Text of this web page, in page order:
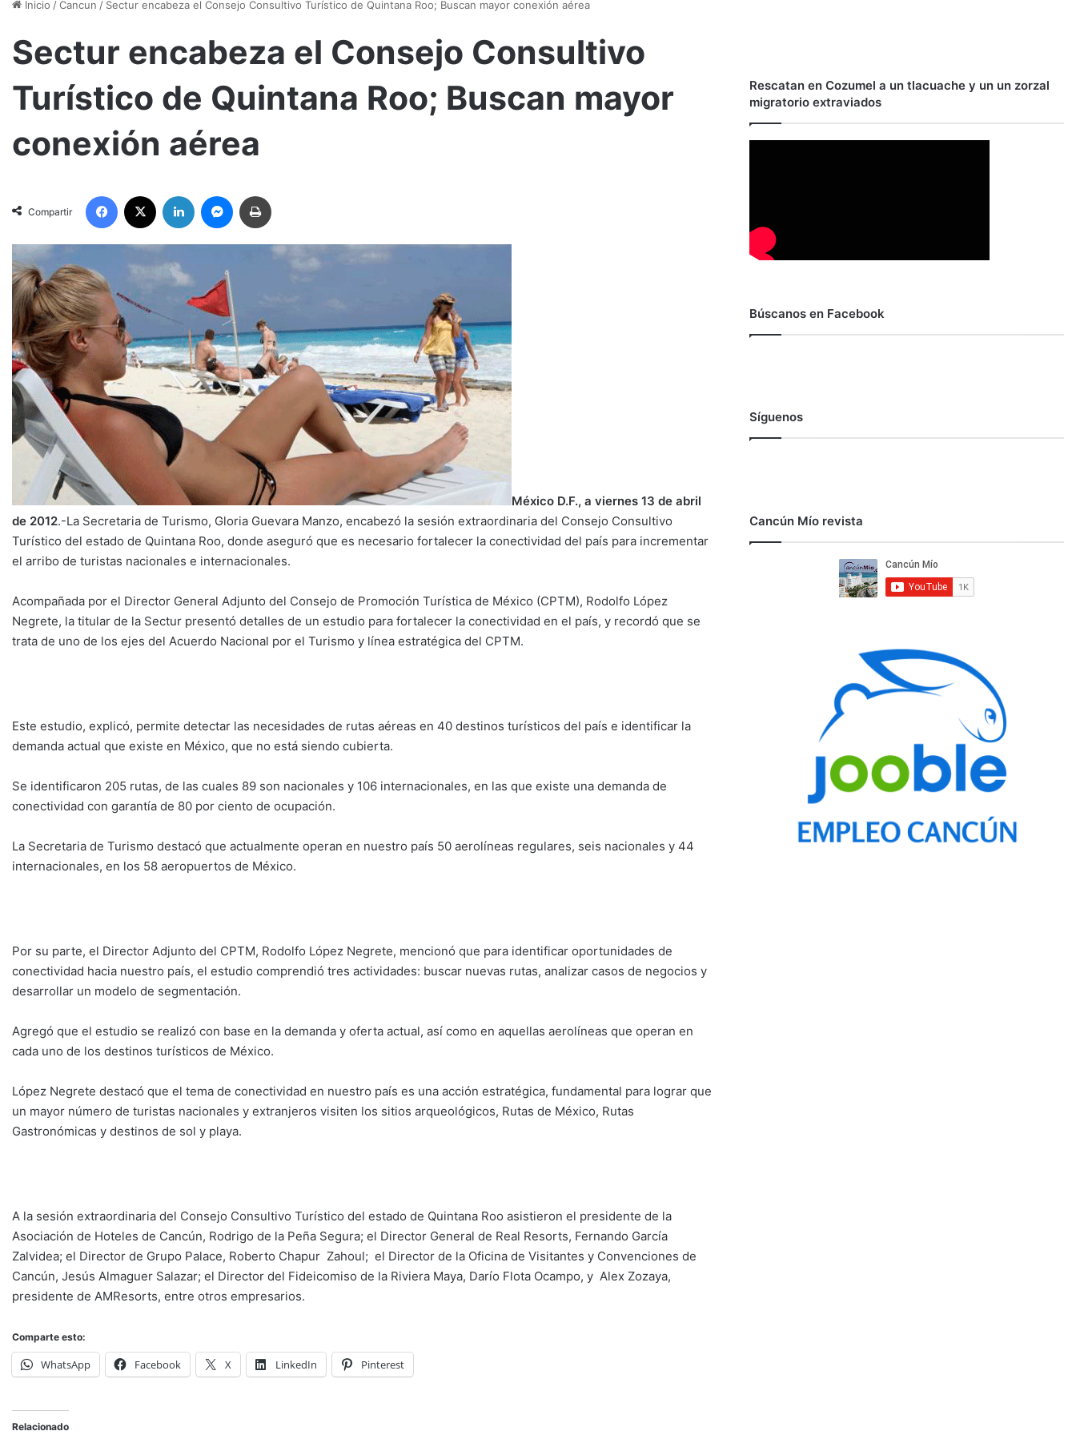
Inicio /Cancun / Sectur encabeza el Consejo Consultivo Turístico de Quintana Roo; Buscan mayor conexión aérea
Sectur encabeza el Consejo Consultivo
Turístico de Quintana Roo; Buscan mayor
conexión aérea
Compartir
México D.F., a viernes 13 de abril
de 2012.-La Secretaria de Turismo, Gloria Guevara Manzo, encabezó la sesión extraordinaria del Consejo Consultivo
Turístico del estado de Quintana Roo, donde aseguró que es necesario fortalecer la conectividad del país para incrementar
el arribo de turistas nacionales e internacionales.
Acompañada por el Director General Adjunto del Consejo de Promoción Turística de México (CPTM), Rodolfo López
Negrete, la titular de la Sectur presentó detalles de un estudio para fortalecer la conectividad en el país, y recordó que se
trata de uno de los ejes del Acuerdo Nacional por el Turismo y línea estratégica del CPTM.
Este estudio, explicó, permite detectar las necesidades de rutas aéreas en 40 destinos turísticos del país e identificar la
demanda actual que existe en México, que no está siendo cubierta.
Se identificaron 205 rutas, de las cuales 89 son nacionales y 106 internacionales, en las que existe una demanda de
conectividad con garantía de 80 por ciento de ocupación.
La Secretaria de Turismo destacó que actualmente operan en nuestro país 50 aerolíneas regulares, seis nacionales y 44
internacionales, en los 58 aeropuertos de México.
Por su parte, el Director Adjunto del CPTM, Rodolfo López Negrete, mencionó que para identificar oportunidades de
conectividad hacia nuestro país, el estudio comprendió tres actividades: buscar nuevas rutas, analizar casos de negocios y
desarrollar un modelo de segmentación.
Agregó que el estudio se realizó con base en la demanda y oferta actual, así como en aquellas aerolíneas que operan en
cada uno de los destinos turísticos de México.
López Negrete destacó que el tema de conectividad en nuestro país es una acción estratégica, fundamental para lograr que
un mayor número de turistas nacionales y extranjeros visiten los sitios arqueológicos, Rutas de México, Rutas
Gastronómicas y destinos de sol y playa.
A la sesión extraordinaria del Consejo Consultivo Turístico del estado de Quintana Roo asistieron el presidente de la
Asociación de Hoteles de Cancún, Rodrigo de la Peña Segura; el Director General de Real Resorts, Fernando García
Zalvidea; el Director de Grupo Palace, Roberto Chapur Zahoul; el Director de la Oficina de Visitantes y Convenciones de
Cancún, Jesús Almaguer Salazar; el Director del Fideicomiso de la Riviera Maya, Darío Flota Ocampo, y Alex Zozaya,
presidente de AMResorts, entre otros empresarios.
Comparte esto:
WhatsApp Facebook X LinkedIn Pinterest
Relacionado
Rescatan en Cozumel a un tlacuache y un un zorzal
migratorio extraviados
Búscanos en Facebook
Síguenos
Cancún Mío revista